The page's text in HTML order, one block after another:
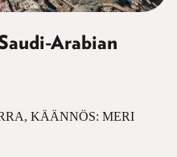
Arabian
KÄÄNNÖS: MERI